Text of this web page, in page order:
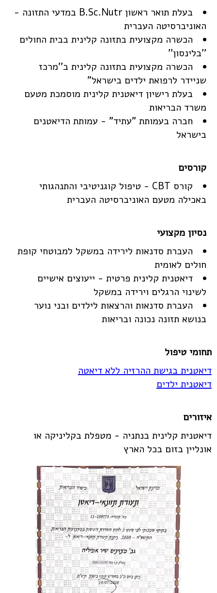
בעלת תואר ראשון B.Sc.Nutr במדעי התזונה -
האוניברסיטה העברית
הכשרה מקצועית בתזונה קלינית בבית החולים
''בלינסון''
הכשרה מקצועית בתזונה קלינית ב''מרכז
שניידר לרפואת ילדים בישראל"
בעלת רישיון דיאטנית קלינית מוסמכת מטעם
משרד הבריאות
חברה בעמותת "עתיד" - עמותת הדיאטנים
בישראל
קורס CBT - טיפול קוגניטיבי והתנהגותי
באכילה מטעם האוניברסיטה העברית
העברת סדנאות לירידה במשקל למבוטחי קופת
חולים לאומית
דיאטנית קלינית פרטית - ייעוצים אישיים
לשינוי הרגלים וירידה במשקל
העברת סדנאות והרצאות לילדים ובני נוער
בנושא תזונה נכונה ובריאות
תחומי טיפול
דיאטנית בגישת ההרזיה ללא דיאטה
דיאטנית ילדים
איזורים
דיאטנית קלינית בנתניה - מטפלת בקליניקה או
אונליין בזום בכל הארץ